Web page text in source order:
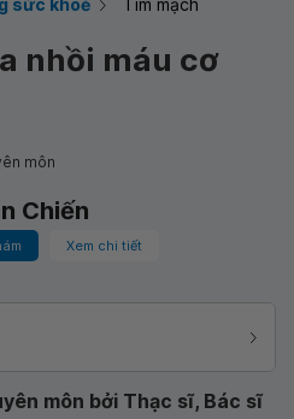
sức khoẻ Tim mạch
nhồi máu cơ
môn
Chiến
Xem chi tiết
môn bởi Thạc sĩ, Bác sĩ